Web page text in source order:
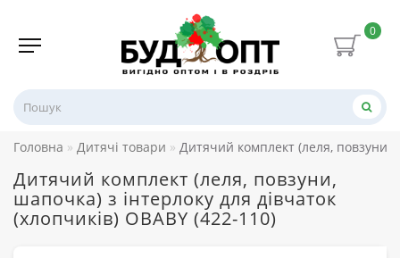
0
Головна Дитячі товари Дитячий комплект (леля, повзуни,
Дитячий комплект (леля, повзуни,
шапочка) з інтерлоку для дівчаток
(хлопчиків) OBABY (422-110)